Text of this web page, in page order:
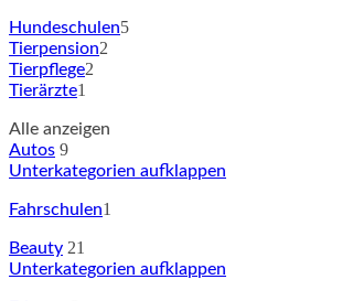
Hundeschulen5
Tierpension2
Tierpflege2
Tierärzte1
Alle anzeigen
Autos 9
Unterkategorien aufklappen
Fahrschulen1
Beauty 21
Unterkategorien aufklappen